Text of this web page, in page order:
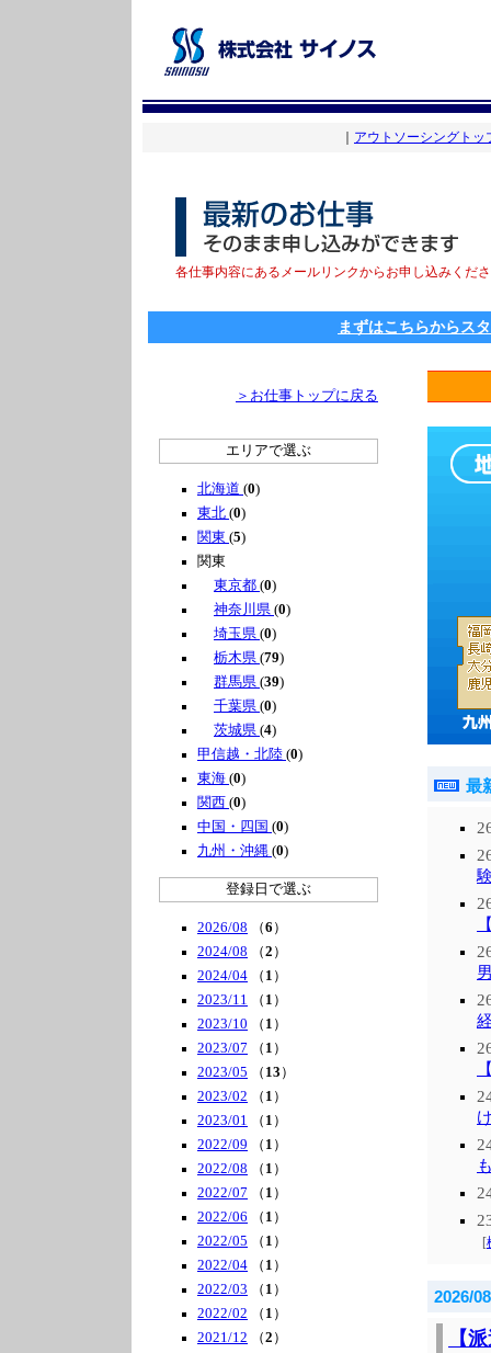
アウトソーシングトッ
各仕事内容にあるメールリンクからお申し込みくだ
まずはこちらからス
＞お仕事トップに戻る
エリアで選ぶ
北海道 (0)
東北 (0)
関東 (5)
関東
東京都 (0)
神奈川県 (0)
埼玉県 (0)
栃木県 (79)
群馬県 (39)
千葉県 (0)
茨城県 (4)
甲信越・北陸 (0)
東海 (0)
関西 (0)
中国・四国 (0)
九州・沖縄 (0)
登録日で選ぶ
2026/08 （6 ）
2024/08 （2 ）
2024/04 （ 1 ）
2023/11 （ 1 ）
2023/10 （ 1 ）
2023/07 （ 1 ）
2023/05 （ 13 ）
2023/02 （ 1 ）
2023/01 （ 1 ）
2022/09 （ 1 ）
2022/08 （ 1 ）
2022/07 （ 1 ）
2022/06 （ 1 ）
2022/05 （ 1 ）
2022/04 （ 1 ）
2022/03 （ 1 ）
2022/02 （ 1 ）
2021/12 （2 ）
最
[
2026/
【